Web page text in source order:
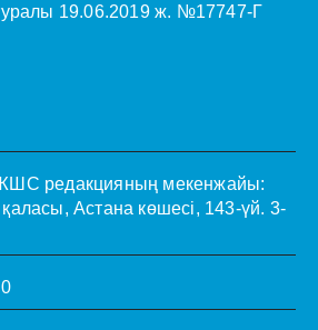
19.06.2019 ж. №17747-Г
редакцияның мекенжайы:
Астана көшесі, 143-үй. 3-